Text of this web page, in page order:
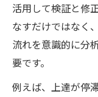
活用して検証と修
なすだけではなく
流れを意識的に分
要です。
例えば、上達が停